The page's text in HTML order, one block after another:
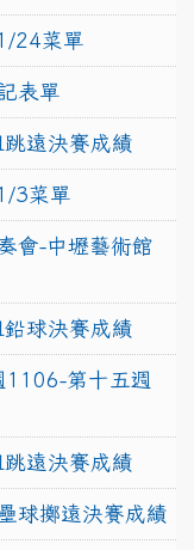
24菜單
表單
遠決賽成績
3菜單
會-中壢藝術館
球決賽成績
1106-第十五週
遠決賽成績
球擲遠決賽成績